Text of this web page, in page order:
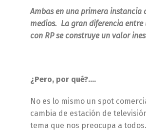
Ambas en una primera instancia
medios. La gran diferencia
con RP se construye un valor
¿Pero, por qué?….
No es lo mismo un spot
cambia de estación de
tema que nos preocupa a